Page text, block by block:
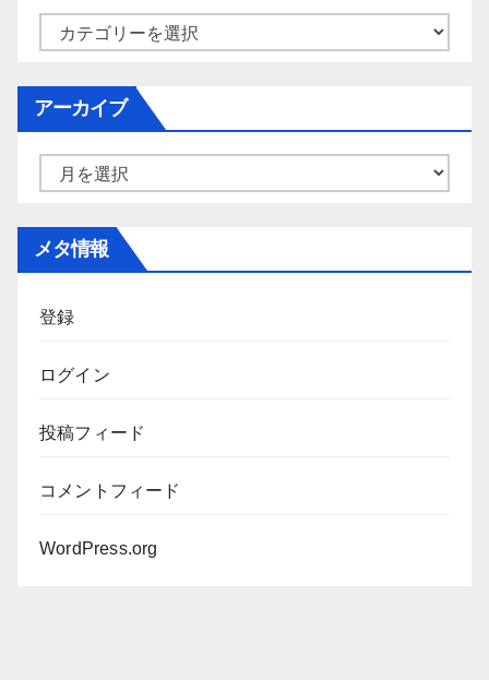
ー
アーカイブ
メタ情報
登録
ログイン
投稿フィード
コメントフィード
WordPress.org